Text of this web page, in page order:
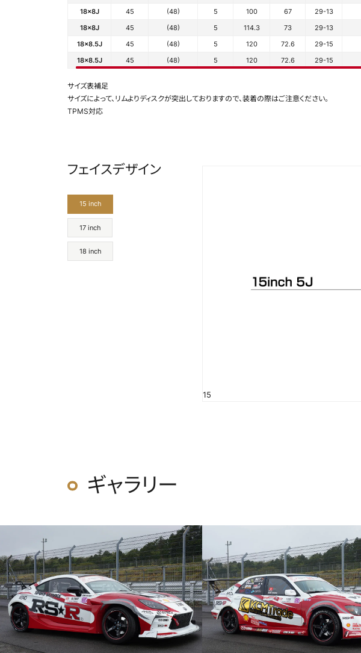
18x8J
45 (48) 5 100 67 29-13
18x8J
45 (48) 5 114.3 73 29-13
18x8.5J
45 (48) 5 120 72.6 29-15
18x8.5J
45 (48) 5 120 72.6 29-15
サイズ表補足
サイズによって、リムよりディスクが突出しておりますので、装着の際はご注意ください。
TPMS対応
フェイスデザイン
15 inch
17 inch
18 inch
15
ギャラリー